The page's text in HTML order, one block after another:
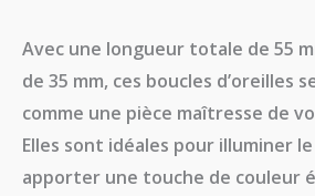
​Avec une longueur totale de 55
de 35 mm, ces boucles d’oreilles
comme une pièce maîtresse de
Elles sont idéales pour illuminer
apporter une touche de couleur